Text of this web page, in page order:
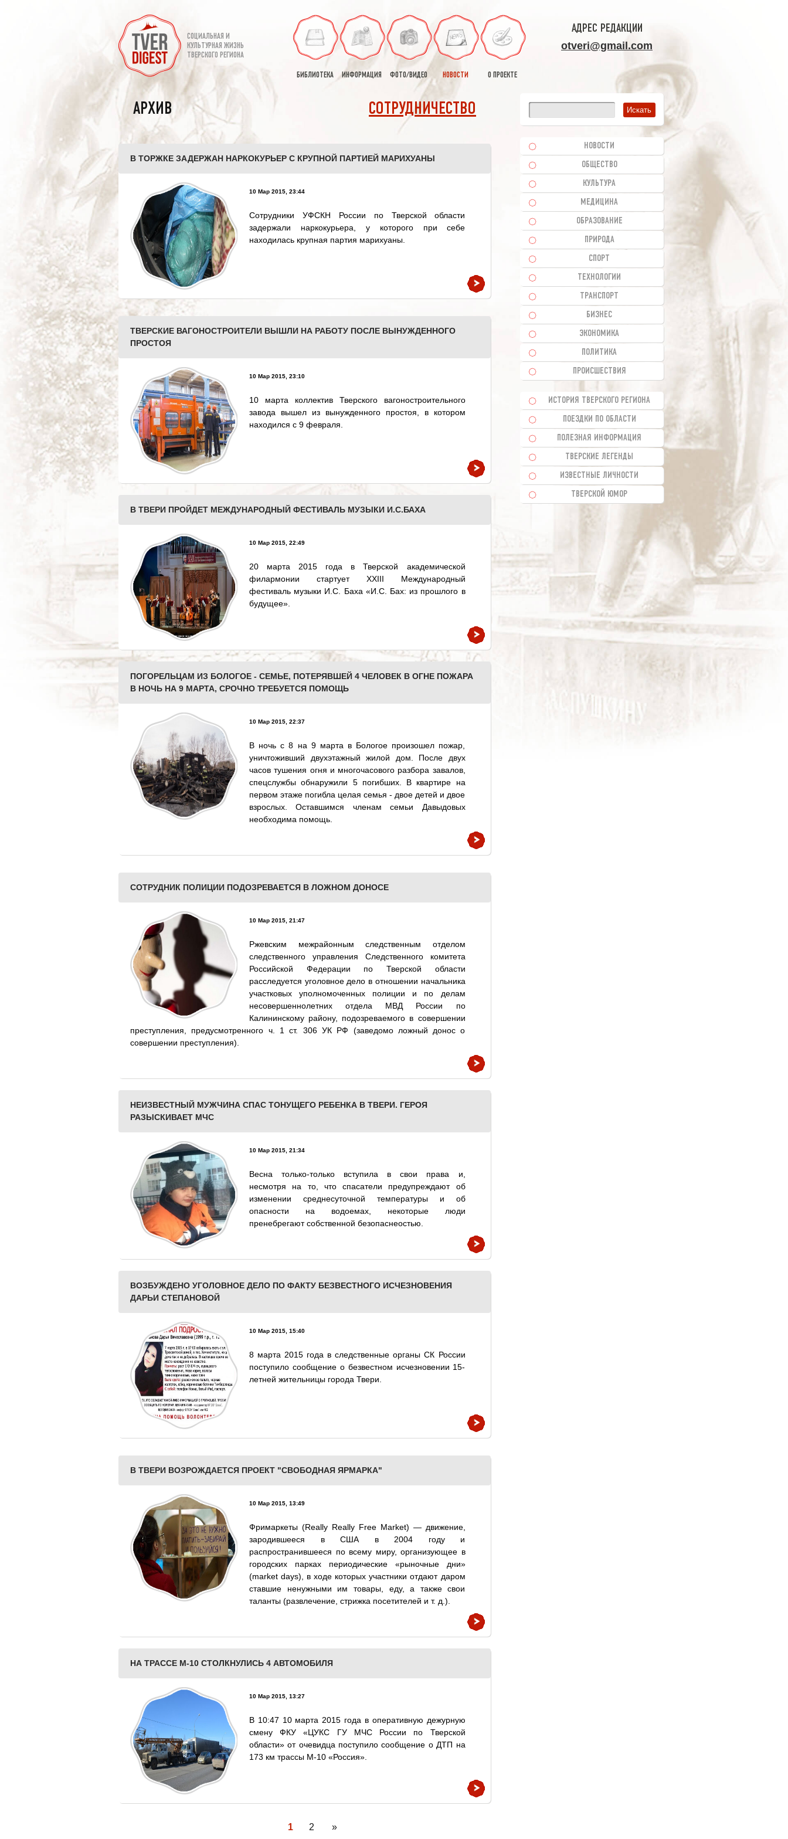
СОЦИАЛЬНАЯ И
КУЛЬТУРНАЯ ЖИЗНЬ
ТВЕРСКОГО РЕГИОНА
БИБЛИОТЕКА ИНФОРМАЦИЯ ФОТО/ВИДЕО НОВОСТИ О ПРОЕКТЕ
АДРЕС РЕДАКЦИИ
otveri@gmail.com
АРХИВ СОТРУДНИЧЕСТВО
В ТОРЖКЕ ЗАДЕРЖАН НАРКОКУРЬЕР С КРУПНОЙ ПАРТИЕЙ МАРИХУАНЫ
10 Мар 2015, 23:44
Сотрудники УФСКН России по Тверской области
задержали наркокурьера, у которого при себе
находилась крупная партия марихуаны.
ТВЕРСКИЕ ВАГОНОСТРОИТЕЛИ ВЫШЛИ НА РАБОТУ ПОСЛЕ ВЫНУЖДЕННОГО
ПРОСТОЯ
10 Мар 2015, 23:10
10 марта коллектив Тверского вагоностроительного
завода вышел из вынужденного простоя, в котором
находился с 9 февраля.
В ТВЕРИ ПРОЙДЕТ МЕЖДУНАРОДНЫЙ ФЕСТИВАЛЬ МУЗЫКИ И.С.БАХА
10 Мар 2015, 22:49
20 марта 2015 года в Тверской академической
филармонии стартует ХХIII Международный
фестиваль музыки И.С. Баха «И.С. Бах: из прошлого в
будущее».
ПОГОРЕЛЬЦАМ ИЗ БОЛОГОЕ - СЕМЬЕ, ПОТЕРЯВШЕЙ 4 ЧЕЛОВЕК В ОГНЕ ПОЖАРА
В НОЧЬ НА 9 МАРТА, СРОЧНО ТРЕБУЕТСЯ ПОМОЩЬ
10 Мар 2015, 22:37
В ночь с 8 на 9 марта в Бологое произошел пожар,
уничтоживший двухэтажный жилой дом. После двух
часов тушения огня и многочасового разбора завалов,
спецслужбы обнаружили 5 погибших. В квартире на
первом этаже погибла целая семья - двое детей и двое
взрослых. Оставшимся членам семьи Давыдовых
необходима помощь.
СОТРУДНИК ПОЛИЦИИ ПОДОЗРЕВАЕТСЯ В ЛОЖНОМ ДОНОСЕ
10 Мар 2015, 21:47
Ржевским межрайонным следственным отделом
следственного управления Следственного комитета
Российской Федерации по Тверской области
расследуется уголовное дело в отношении начальника
участковых уполномоченных полиции и по делам
несовершеннолетних отдела МВД России по
Калининскому району, подозреваемого в совершении
преступления, предусмотренного ч. 1 ст. 306 УК РФ (заведомо ложный донос о
совершении преступления).
НЕИЗВЕСТНЫЙ МУЖЧИНА СПАС ТОНУЩЕГО РЕБЕНКА В ТВЕРИ. ГЕРОЯ
РАЗЫСКИВАЕТ МЧС
10 Мар 2015, 21:34
Весна только-только вступила в свои права и,
несмотря на то, что спасатели предупреждают об
изменении среднесуточной температуры и об
опасности на водоемах, некоторые люди
пренебрегают собственной безопаснеостью.
ВОЗБУЖДЕНО УГОЛОВНОЕ ДЕЛО ПО ФАКТУ БЕЗВЕСТНОГО ИСЧЕЗНОВЕНИЯ
ДАРЬИ СТЕПАНОВОЙ
10 Мар 2015, 15:40
8 марта 2015 года в следственные органы СК России
поступило сообщение о безвестном исчезновении 15-
летней жительницы города Твери.
В ТВЕРИ ВОЗРОЖДАЕТСЯ ПРОЕКТ "СВОБОДНАЯ ЯРМАРКА"
10 Мар 2015, 13:49
Фримаркеты (Really Really Free Market) — движение,
зародившееся в США в 2004 году и
распространившееся по всему миру, организующее в
городских парках периодические «рыночные дни»
(market days), в ходе которых участники отдают даром
ставшие ненужными им товары, еду, а также свои
таланты (развлечение, стрижка посетителей и т. д.).
НА ТРАССЕ М-10 СТОЛКНУЛИСЬ 4 АВТОМОБИЛЯ
10 Мар 2015, 13:27
В 10:47 10 марта 2015 года в оперативную дежурную
смену ФКУ «ЦУКС ГУ МЧС России по Тверской
области» от очевидца поступило сообщение о ДТП на
173 км трассы М-10 «Россия».
1 2 »
НОВОСТИ
ОБЩЕСТВО
КУЛЬТУРА
МЕДИЦИНА
ОБРАЗОВАНИЕ
ПРИРОДА
СПОРТ
ТЕХНОЛОГИИ
ТРАНСПОРТ
БИЗНЕС
ЭКОНОМИКА
ПОЛИТИКА
ПРОИСШЕСТВИЯ
ИСТОРИЯ ТВЕРСКОГО РЕГИОНА
ПОЕЗДКИ ПО ОБЛАСТИ
ПОЛЕЗНАЯ ИНФОРМАЦИЯ
ТВЕРСКИЕ ЛЕГЕНДЫ
ИЗВЕСТНЫЕ ЛИЧНОСТИ
ТВЕРСКОЙ ЮМОР